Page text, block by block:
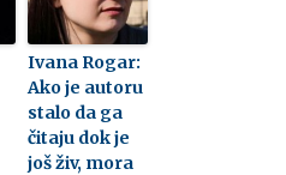
Ivana Rogar:
Ako je autoru
stalo da ga
čitaju dok je
još živ, mora